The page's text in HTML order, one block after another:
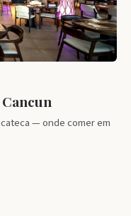
— onde comer em